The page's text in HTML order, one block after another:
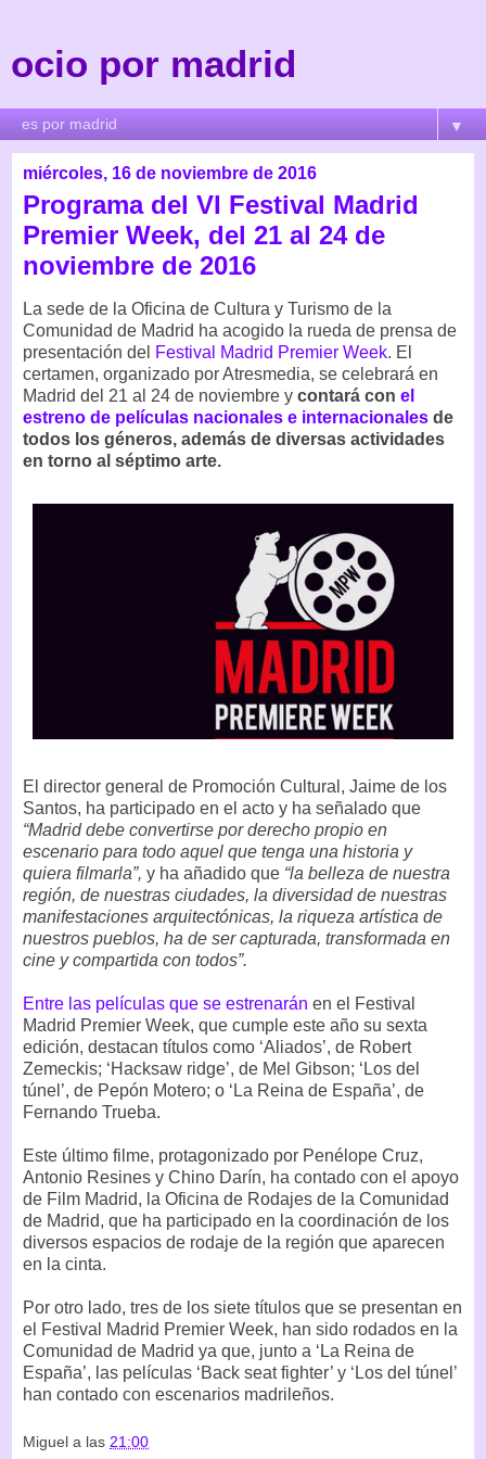
ocio por madrid
▼
miércoles, 16 de noviembre de 2016
Programa del VI Festival Madrid
Premier Week, del 21 al 24 de
noviembre de 2016
La sede de la Oficina de Cultura y Turismo de la
Comunidad de Madrid ha acogido la rueda de prensa de
presentación del Festival Madrid Premier Week. El
certamen, organizado por Atresmedia, se celebrará en
Madrid del 21 al 24 de noviembre y contará con el
estreno de películas nacionales e internacionales de
todos los géneros, además de diversas actividades
en torno al séptimo arte.
El director general de Promoción Cultural, Jaime de los
Santos, ha participado en el acto y ha señalado que
“Madrid debe convertirse por derecho propio en
escenario para todo aquel que tenga una historia y
quiera filmarla”, y ha añadido que “la belleza de nuestra
región, de nuestras ciudades, la diversidad de nuestras
manifestaciones arquitectónicas, la riqueza artística de
nuestros pueblos, ha de ser capturada, transformada en
cine y compartida con todos”.
Entre las películas que se estrenarán en el Festival
Madrid Premier Week, que cumple este año su sexta
edición, destacan títulos como ‘Aliados’, de Robert
Zemeckis; ‘Hacksaw ridge’, de Mel Gibson; ‘Los del
túnel’, de Pepón Motero; o ‘La Reina de España’, de
Fernando Trueba.
Este último filme, protagonizado por Penélope Cruz,
Antonio Resines y Chino Darín, ha contado con el apoyo
de Film Madrid, la Oficina de Rodajes de la Comunidad
de Madrid, que ha participado en la coordinación de los
diversos espacios de rodaje de la región que aparecen
en la cinta.
Por otro lado, tres de los siete títulos que se presentan en
el Festival Madrid Premier Week, han sido rodados en la
Comunidad de Madrid ya que, junto a ‘La Reina de
España’, las películas ‘Back seat fighter’ y ‘Los del túnel’
han contado con escenarios madrileños.
Miguel a las 21:00